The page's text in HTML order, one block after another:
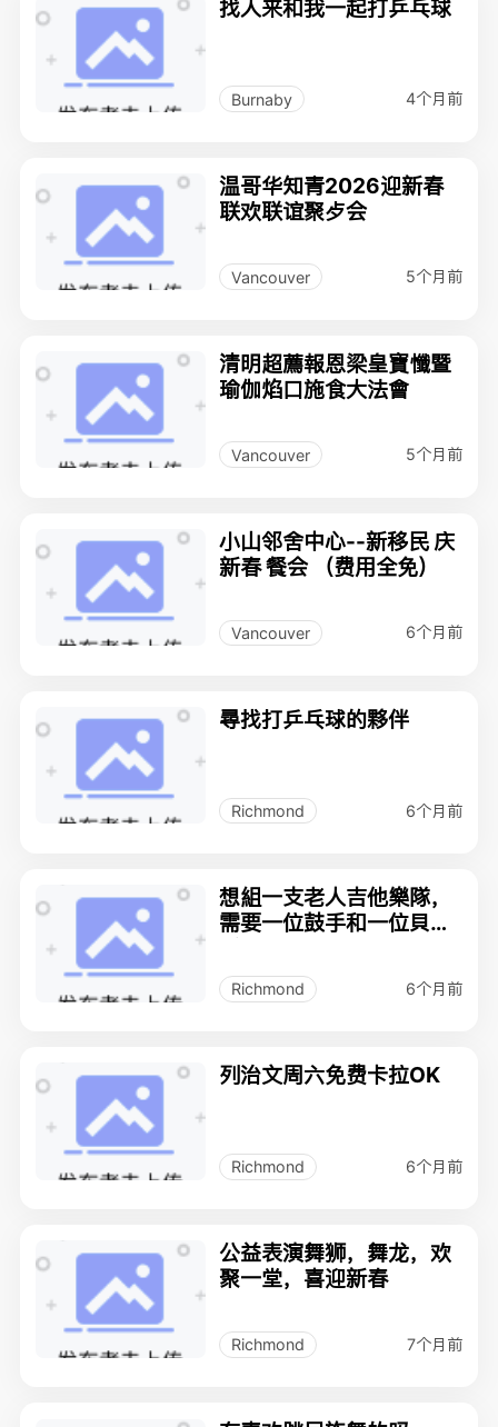
找人来和我一起打乒乓球
Burnaby 4个月前
温哥华知青2026迎新春
联欢联谊聚歺会
Vancouver 5个月前
清明超薦報恩梁皇寶懺暨
瑜伽焰口施食大法會
Vancouver 5个月前
小山邻舍中心--新移民 庆
新春 餐会 （费用全免）
Vancouver 6个月前
尋找打乒乓球的夥伴
Richmond 6个月前
想組一支老人吉他樂隊，
需要一位鼓手和一位貝斯
Richmond 6个月前
列治文周六免费卡拉OK
Richmond 6个月前
公益表演舞狮，舞龙，欢
聚一堂，喜迎新春
Richmond 7个月前